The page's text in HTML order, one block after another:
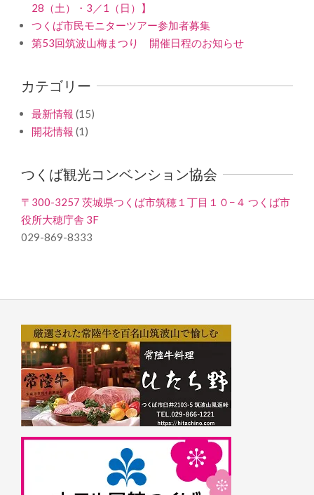
28（土）・3／1（日）】
つくば市民モニターツアー参加者募集
第53回筑波山梅まつり 開催日程のお知らせ
カテゴリー
最新情報 (15)
開花情報 (1)
つくば観光コンベンション協会
〒300-3257 茨城県つくば市筑穂１丁目１０−４ つくば市
役所大穂庁舎 3F
029-869-8333